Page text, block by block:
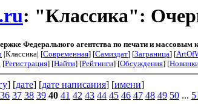
: "Классика":
Федерального агентства по печати и массовым
|Классика| [Современная] [Самиздат] [Заграница] [
[Регистрация] [Найти] [Рейтинги] [Обсуждения] [
] [дате] [дате написания] [имени]
36 37 38 39 40 41 42 43 44 45 46 47 48 49 50 ...